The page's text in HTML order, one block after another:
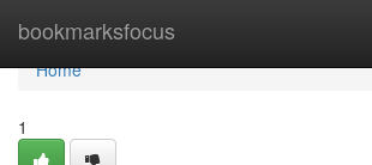
bookmarksfocus
Home
Home
1